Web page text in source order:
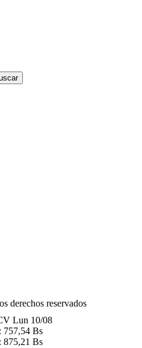
derechos reservados
Lun 10/08
757,54 Bs
875,21 Bs